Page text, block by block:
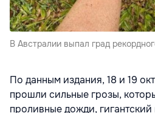
В Австралии выпал град
По данным издания, 18 и 19
прошли сильные грозы,
проливные дожди, гигантский